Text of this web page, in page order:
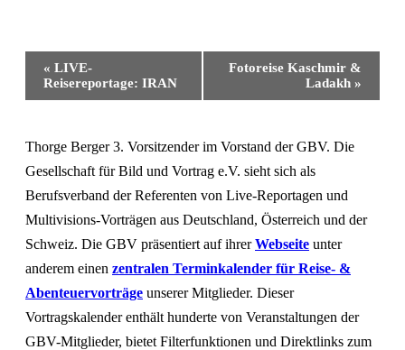
Veranstaltung-
Navigation
« LIVE-
Reisereportage: IRAN
Fotoreise Kaschmir &
Ladakh »
Thorge Berger 3. Vorsitzender im Vorstand der GBV. Die
Gesellschaft für Bild und Vortrag e.V. sieht sich als
Berufsverband der Referenten von Live-Reportagen und
Multivisions-Vorträgen aus Deutschland, Österreich und der
Schweiz. Die GBV präsentiert auf ihrerWebseite unter
anderem einen zentralen Terminkalender für Reise- &
Abenteuervorträge unserer Mitglieder. Dieser
Vortragskalender enthält hunderte von Veranstaltungen der
GBV-Mitglieder, bietet Filterfunktionen und Direktlinks zum